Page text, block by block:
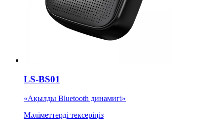
LS-BS01
«Ақылды Bluetooth динамигі»
Мәліметтерді тексеріңіз